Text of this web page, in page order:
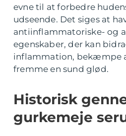
evne til at forbedre
udseende. Det siges at
antiinflammatoriske- og
egenskaber, der kan
inflammation, bekæmpe
fremme en sund glød.
Historisk
gurkemeje